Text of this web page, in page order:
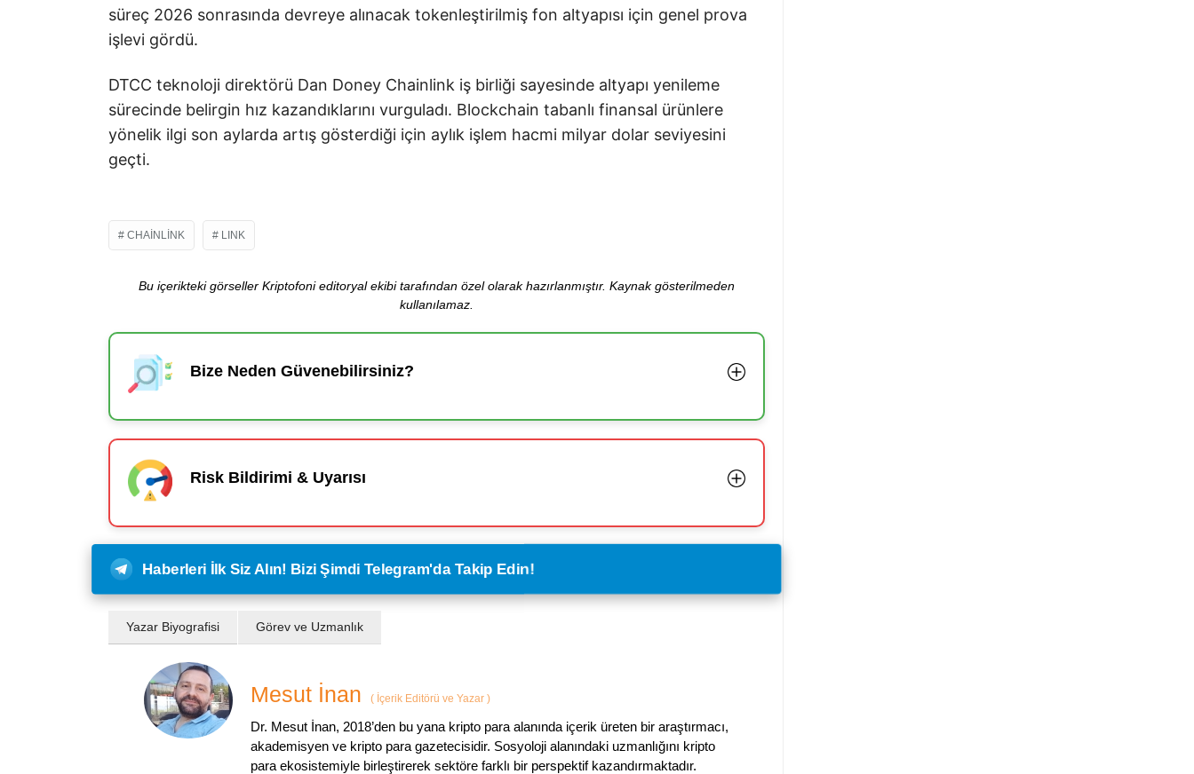
süreç 2026 sonrasında devreye alınacak tokenleştirilmiş fon altyapısı için genel prova
işlevi gördü.
DTCC teknoloji direktörü Dan Doney Chainlink iş birliği sayesinde altyapı yenileme
sürecinde belirgin hız kazandıklarını vurguladı. Blockchain tabanlı finansal ürünlere
yönelik ilgi son aylarda artış gösterdiği için aylık işlem hacmi milyar dolar seviyesini
geçti.
CHAINLINK LINK
Bu içerikteki görseller Kriptofoni editoryal ekibi tarafından özel olarak hazırlanmıştır. Kaynak gösterilmeden
kullanılamaz.
Bize Neden Güvenebilirsiniz?
Risk Bildirimi & Uyarısı
Haberleri İlk Siz Alın! Bizi Şimdi Telegram'da Takip Edin!
Yazar Biyografisi Görev ve Uzmanlık
Mesut İnan ( İçerik Editörü ve Yazar )
Dr. Mesut İnan, 2018’den bu yana kripto para alanında içerik üreten bir araştırmacı,
akademisyen ve kripto para gazetecisidir. Sosyoloji alanındaki uzmanlığını kripto
para ekosistemiyle birleştirerek sektöre farklı bir perspektif kazandırmaktadır.